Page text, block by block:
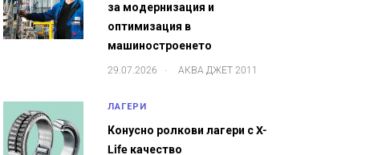
за модернизация и
оптимизация в
машиностроенето
29.07.2026 . АКВА ДЖЕТ 2011
ЛАГЕРИ
Конусно ролкови лагери с X-
Life качество